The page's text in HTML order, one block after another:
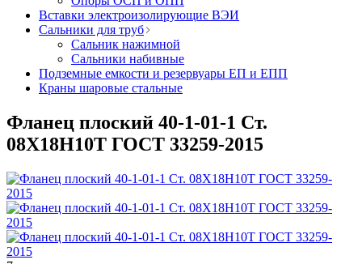
Вставки электроизолирующие ВЭИ
Сальники для труб
Сальник нажимной
Сальники набивные
Подземные емкости и резервуары ЕП и ЕПП
Краны шаровые стальные
Фланец плоский 40-1-01-1 Ст.
08Х18Н10Т ГОСТ 33259-2015